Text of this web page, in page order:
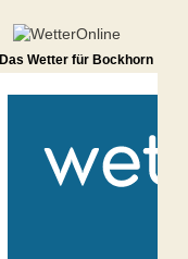
Das Wetter für Bockhorn